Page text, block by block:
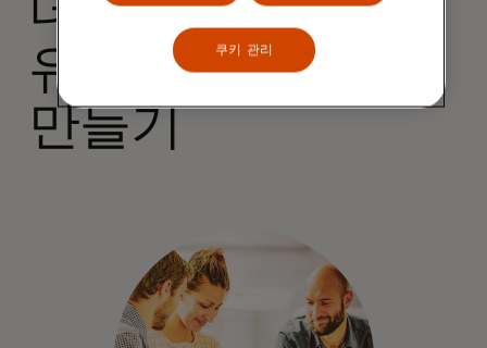
더 많은 노출을
유도하는 캠페인
만들기
쿠키 관리